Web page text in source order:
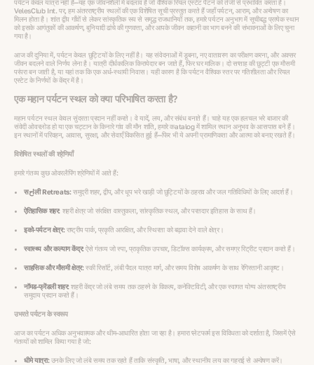
पर्यटन केवल यात्रा नहीं है—यह एक जीवनशैली में बदलाव है जो वैश्विक रियल एस्टेट पैटर्न को तेजी से प्रभावित करता है।
VelesClub Int. पर, हम अंतरराष्ट्रीय स्थलों की एक विशेषित सूची प्रस्तुत करते हैं जहाँ पर्यटन, आराम, और अन्वेषण का
मिलन होता है। शांत द्वीप गाँवों से लेकर सांस्कृतिक रूप से समृद्ध राजधानियों तक, हमारे पर्यटन अनुभाग में सूचीबद्ध प्रत्येक स्थान
को इसके आगंतुकों की आकर्षण, बुनियादी ढांचे की गुणवत्ता, और आपके जीवन कहानी का भाग बनने की संभावनाओं के लिए चुना
गया है।
आज की दुनिया में, पर्यटन केवल छुट्टियों के लिए नहीं है। यह संवेदनाओं में डूबना, नए वातावरण का परीक्षण करना, और अक्सर
जीवन बदलने वाले निर्णय लेना है। यात्री दीर्घकालिक किरायेदार बन जाते हैं, फिर घर मालिक। दो सप्ताह की छुट्टी एक मौसमी
परंपरा बन जाती है, या यहां तक कि एक अर्ध-स्थायी निवास। यही कारण है कि पर्यटन वैश्विक स्तर पर गतिशीलता और रियल
एस्टेट के निर्णयों के केंद्र में है।
एक महान पर्यटन स्थल को क्या परिभाषित करता है?
महान पर्यटन स्थल केवल सुंदरता प्रदान नहीं करते। वे यादें, लय, और संबंध बनाते हैं। चाहे यह एक हलचल भरे बाजार की
संवेदी ओवरलोड हो या एक चट्टान के किनारे गांव की मौन शांति, हमारे कatalog में शामिल स्थान अनुभव के आसपास बने हैं।
इन स्थानों में परिवहन, आवास, सुरक्षा, और सेवाएँ विकसित हुई हैं—फिर भी ये अपनी प्रामाणिकता और आत्मा को बनाए रखते हैं।
विशेषित स्थलों की श्रेणियाँ
हमारे गंतव्य कुछ ओवरलैपिंग श्रेणियों में आते हैं:
सاحली Retreats:समुद्री शहर, द्वीप, और धूप भरे खाड़ी जो छुट्टियों के ठहराव और जल गतिविधियों के लिए आदर्श हैं।
ऐतिहासिक शहर: शहरी क्षेत्र जो संरक्षित वास्तुकला, सांस्कृतिक स्थल, और परतदार इतिहास के साथ हैं।
इको-पर्यटन क्षेत्र:राष्ट्रीय पार्क, प्रकृति आरक्षित, और स्थिरता को बढ़ावा देने वाले क्षेत्र।
स्वास्थ्य और कल्याण केंद्र:ऐसे गंतव्य जो स्पा, प्राकृतिक उपचार, डिटॉक्स कार्यक्रम, और समग्र रिट्रीट प्रदान करते हैं।
साहसिक और मौसमी क्षेत्र:स्की रिसॉर्ट, लंबी पैदल यात्रा मार्ग, और समय विशेष आकर्षण के साथ रेगिस्तानी आकृष्ट।
नॉमड-फ्रेंडली शहर:शहरी केंद्र जो लंबे समय तक ठहरने के विकल्प, कनेक्टिविटी, और एक स्वागत योग्य अंतरराष्ट्रीय
समुदाय प्रदान करते हैं।
उभरते पर्यटन के स्वरूप
आज का पर्यटन अधिक अनुभवात्मक और थीम-आधारित होता जा रहा है। हमारा प्लेटफार्म इस विविधता को दर्शाता है, जिसमें ऐसे
गंतव्यों को शामिल किया गया है जो:
धीमे यात्रा:उनके लिए जो लंबे समय तक रहते हैं ताकि संस्कृति, भाषा, और स्थानीय लय का गहराई से अन्वेषण करें।